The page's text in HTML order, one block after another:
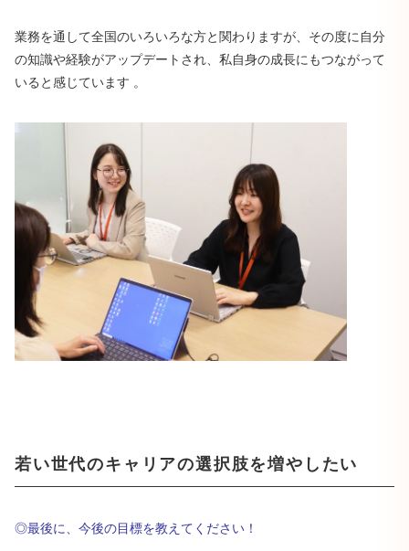
業務を通して全国のいろいろな方と関わりますが、その度に自分
の知識や経験がアップデートされ、私自身の成長にもつながって
いると感じています 。
若い世代のキャリアの選択肢を増やしたい
◎最後に、今後の目標を教えてください！